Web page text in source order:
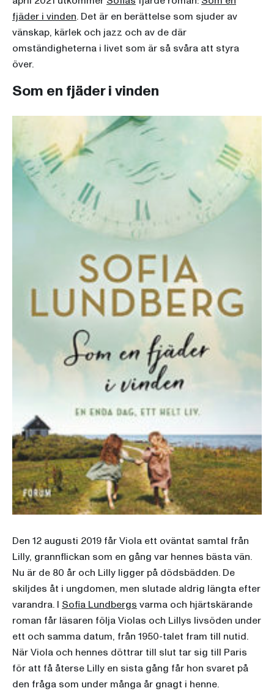
fjäder i vinden. Det är en berättelse som sjuder av
vänskap, kärlek och jazz och av de där
omständigheterna i livet som är så svåra att styra
över.
Som en fjäder i vinden
Den 12 augusti 2019 får Viola ett oväntat samtal från
Lilly, grannflickan som en gång var hennes bästa vän.
Nu är de 80 år och Lilly ligger på dödsbädden. De
skiljdes åt i ungdomen, men slutade aldrig längta efter
varandra. I Sofia Lundbergsvarma och hjärtskärande
roman får läsaren följa Violas och Lillys livsöden under
ett och samma datum, från 1950-talet fram till nutid.
När Viola och hennes döttrar till slut tar sig till Paris
för att få återse Lilly en sista gång får hon svaret på
den fråga som under många år gnagt i henne.